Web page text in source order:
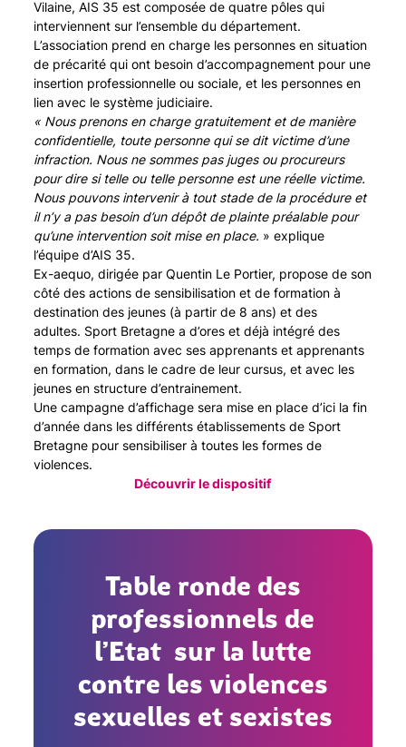
Vilaine, AIS 35 est composée de quatre pôles qui
interviennent sur l’ensemble du département.
L’association prend en charge les personnes en situation
de précarité qui ont besoin d’accompagnement pour une
insertion professionnelle ou sociale, et les personnes en
lien avec le système judiciaire.
« Nous prenons en charge gratuitement et de manière
confidentielle, toute personne qui se dit victime d’une
infraction. Nous ne sommes pas juges ou procureurs
pour dire si telle ou telle personne est une réelle victime.
Nous pouvons intervenir à tout stade de la procédure et
il n’y a pas besoin d’un dépôt de plainte préalable pour
qu’une intervention soit mise en place. » explique
l’équipe d’AIS 35.
Ex-aequo, dirigée par Quentin Le Portier, propose de son
côté des actions de sensibilisation et de formation à
destination des jeunes (à partir de 8 ans) et des
adultes. Sport Bretagne a d’ores et déjà intégré des
temps de formation avec ses apprenants et apprenants
en formation, dans le cadre de leur cursus, et avec les
jeunes en structure d’entrainement.
Une campagne d’affichage sera mise en place d’ici la fin
d’année dans les différents établissements de Sport
Bretagne pour sensibiliser à toutes les formes de
violences.
Découvrir le dispositif
Table ronde des
professionnels de
l’Etat sur la lutte
contre les violences
sexuelles et sexistes